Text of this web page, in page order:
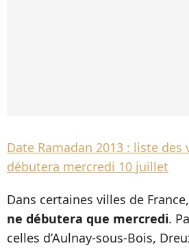
Date Ramadan 2013 : liste
débutera mercredi 10 juillet
Dans certaines villes de
ne débutera que mercredi.
celles d’Aulnay-sous-Bois,